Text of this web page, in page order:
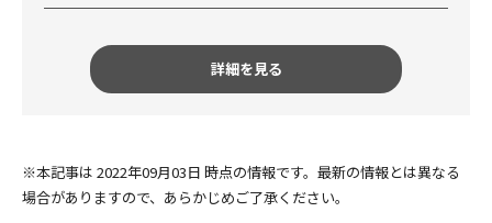
詳細を見る
※本記事は 2022年09月03日 時点の情報です。最新の情報とは異なる
場合がありますので、あらかじめご了承ください。